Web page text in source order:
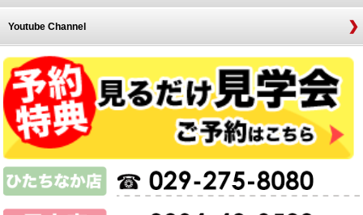
Youtube Channel